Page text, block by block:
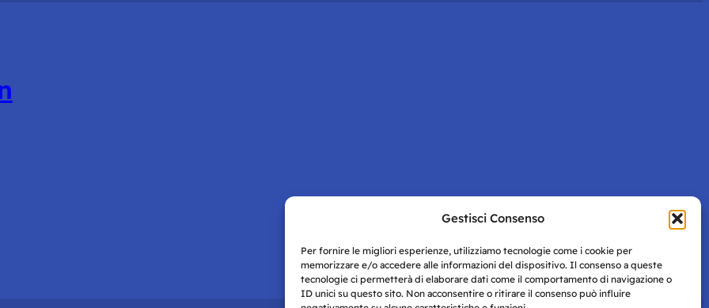
Gestisci Consenso
Per fornire le migliori esperienze, utilizziamo tecnologie come i cookie per
memorizzare e/o accedere alle informazioni del dispositivo. Il consenso a queste
tecnologie ci permetterà di elaborare dati come il comportamento di navigazione o
ID unici su questo sito. Non acconsentire o ritirare il consenso può influire